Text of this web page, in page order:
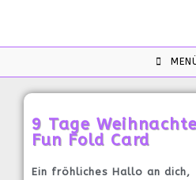
9 Tage
Fun Fold Card
Ein fröhliches Hallo an dich,